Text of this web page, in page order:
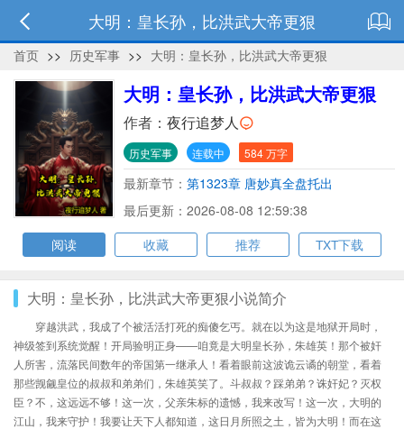
大明：皇长孙，比洪武大帝更狠
首页 >> 历史军事 >> 大明：皇长孙，比洪武大帝更狠
大明：皇长孙，比洪武大帝更狠
作者： 夜行追梦人
历史军事 连载中 584 万字
最新章节： 第1323章 唐妙真全盘托出
最后更新：2026-08-08 12:59:38
阅读
收藏 推荐 TXT下载
大明：皇长孙，比洪武大帝更狠小说简介
穿越洪武，我成了个被活活打死的痴傻乞丐。就在以为这是地狱开局时，
神级签到系统觉醒！开局验明正身——咱竟是大明皇长孙，朱雄英！那个被奸
人所害，流落民间数年的帝国第一继承人！看着眼前这波诡云谲的朝堂，看着
那些觊觎皇位的叔叔和弟弟们，朱雄英笑了。斗叔叔？踩弟弟？诛奸妃？灭权
臣？不，这远远不够！这一次，父亲朱标的遗憾，我来改写！这一次，大明的
江山，我来守护！我要让天下人都知道，这日月所照之土，皆为大明！而在这